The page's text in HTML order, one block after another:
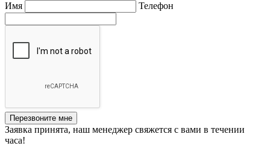
Имя Телефон
Перезвоните мне
Заявка принята, наш менеджер свяжется с вами в течении
часа!